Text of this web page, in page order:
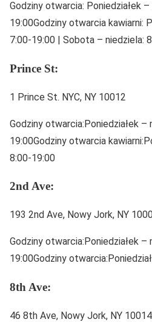
Godziny otwarcia: Poniedziałek
19:00Godziny otwarcia kawiarni:
7:00-19:00 | Sobota – niedziela:
Prince St:
1 Prince St. NYC, NY 10012
Godziny otwarcia:Poniedziałek –
19:00Godziny otwarcia
8:00-19:00
2nd Ave:
193 2nd Ave, Nowy Jork, NY
Godziny otwarcia:Poniedziałek –
19:00Godziny
8th Ave:
46 8th Ave, Nowy Jork, NY 10014